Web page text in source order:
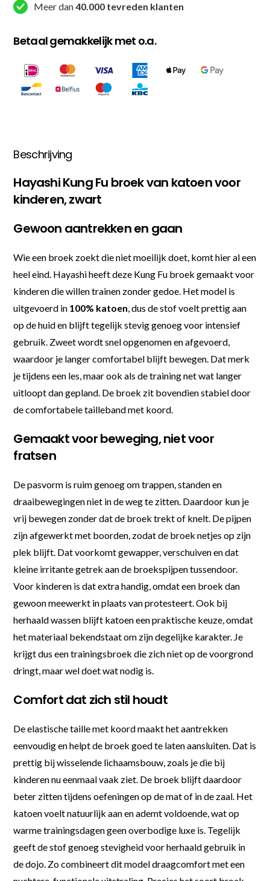
Meer dan40.000 tevreden klanten
Betaal gemakkelijk met o.a.
Beschrijving
Hayashi Kung Fu broek van katoen voor
kinderen, zwart
Gewoon aantrekken en gaan
Wie een broek zoekt die niet moeilijk doet, komt hier al een
heel eind. Hayashi heeft deze Kung Fu broek gemaakt voor
kinderen die willen trainen zonder gedoe. Het model is
uitgevoerd in 100% katoen, dus de stof voelt prettig aan
op de huid en blijft tegelijk stevig genoeg voor intensief
gebruik. Zweet wordt snel opgenomen en afgevoerd,
waardoor je langer comfortabel blijft bewegen. Dat merk
je tijdens een les, maar ook als de training net wat langer
uitloopt dan gepland. De broek zit bovendien stabiel door
de comfortabele tailleband met koord.
Gemaakt voor beweging, niet voor
fratsen
De pasvorm is ruim genoeg om trappen, standen en
draaibewegingen niet in de weg te zitten. Daardoor kun je
vrij bewegen zonder dat de broek trekt of knelt. De pijpen
zijn afgewerkt met boorden, zodat de broek netjes op zijn
plek blijft. Dat voorkomt gewapper, verschuiven en dat
kleine irritante getrek aan de broekspijpen tussendoor.
Voor kinderen is dat extra handig, omdat een broek dan
gewoon meewerkt in plaats van protesteert. Ook bij
herhaald wassen blijft katoen een praktische keuze, omdat
het materiaal bekendstaat om zijn degelijke karakter. Je
krijgt dus een trainingsbroek die zich niet op de voorgrond
dringt, maar wel doet wat nodig is.
Comfort dat zich stil houdt
De elastische taille met koord maakt het aantrekken
eenvoudig en helpt de broek goed te laten aansluiten. Dat is
prettig bij wisselende lichaamsbouw, zoals je die bij
kinderen nu eenmaal vaak ziet. De broek blijft daardoor
beter zitten tijdens oefeningen op de mat of in de zaal. Het
katoen voelt natuurlijk aan en ademt voldoende, wat op
warme trainingsdagen geen overbodige luxe is. Tegelijk
geeft de stof genoeg stevigheid voor herhaald gebruik in
de dojo. Zo combineert dit model draagcomfort met een